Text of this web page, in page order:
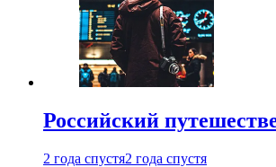
Российский
2 года спустя2 года спустя